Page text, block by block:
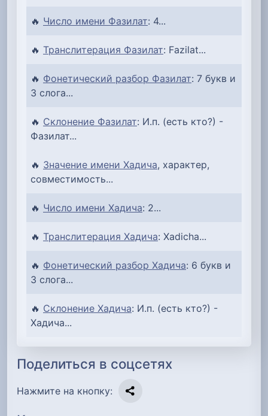
🔥 Число имени Фазилат: 4...
🔥 Транслитерация Фазилат: Fazilat...
🔥 Фонетический разбор Фазилат: 7 букв и
3 слога...
🔥 Склонение Фазилат: И.п. (есть кто?) -
Фазилат...
🔥 Значение имени Хадича, характер,
совместимость...
🔥 Число имени Хадича: 2...
🔥 Транслитерация Хадича: Xadicha...
🔥 Фонетический разбор Хадича: 6 букв и
3 слога...
🔥 Склонение Хадича: И.п. (есть кто?) -
Хадича...
Поделиться в соцсетях
Нажмите на кнопку: